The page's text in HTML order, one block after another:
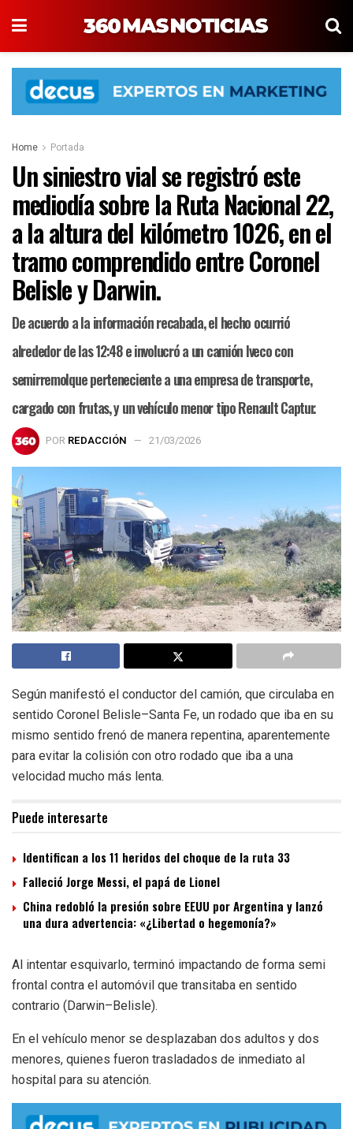
Home Portada
Un siniestro vial se registró este
mediodía sobre la Ruta Nacional 22,
a la altura del kilómetro 1026, en el
tramo comprendido entre Coronel
Belisle y Darwin.
De acuerdo a la información recabada, el hecho ocurrió
alrededor de las 12:48 e involucró a un camión Iveco con
semirremolque perteneciente a una empresa de transporte,
cargado con frutas, y un vehículo menor tipo Renault Captur.
POR REDACCIÓN 21/03/2026
Según manifestó el conductor del camión, que circulaba en
sentido Coronel Belisle–Santa Fe, un rodado que iba en su
mismo sentido frenó de manera repentina, aparentemente
para evitar la colisión con otro rodado que iba a una
velocidad mucho más lenta.
Puede interesarte
Identifican a los 11 heridos del choque de la ruta 33
Falleció Jorge Messi, el papá de Lionel
China redobló la presión sobre EEUU por Argentina y lanzó
una dura advertencia: «¿Libertad o hegemonía?»
Al intentar esquivarlo, terminó impactando de forma semi
frontal contra el automóvil que transitaba en sentido
contrario (Darwin–Belisle).
En el vehículo menor se desplazaban dos adultos y dos
menores, quienes fueron trasladados de inmediato al
hospital para su atención.